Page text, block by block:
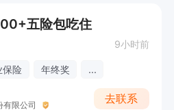
五险包吃住
9小时前
保险 年终奖 ...
有限公司
去联系